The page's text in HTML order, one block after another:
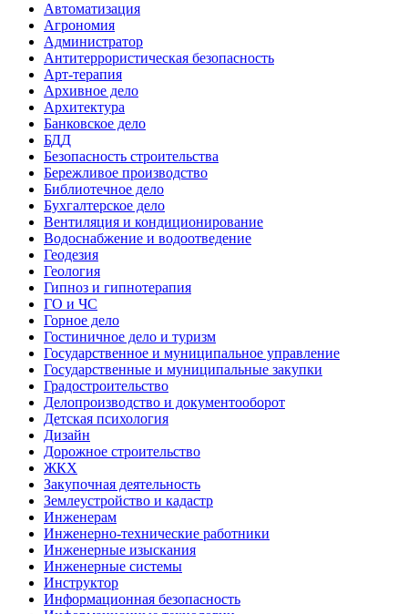
Автоматизация
Агрономия
Администратор
Антитеррористическая безопасность
Арт-терапия
Архивное дело
Архитектура
Банковское дело
БДД
Безопасность строительства
Бережливое производство
Библиотечное дело
Бухгалтерское дело
Вентиляция и кондиционирование
Водоснабжение и водоотведение
Геодезия
Геология
Гипноз и гипнотерапия
ГО и ЧС
Горное дело
Гостиничное дело и туризм
Государственное и муниципальное управление
Государственные и муниципальные закупки
Градостроительство
Делопроизводство и документооборот
Детская психология
Дизайн
Дорожное строительство
ЖКХ
Закупочная деятельность
Землеустройство и кадастр
Инженерам
Инженерно-технические работники
Инженерные изыскания
Инженерные системы
Инструктор
Информационная безопасность